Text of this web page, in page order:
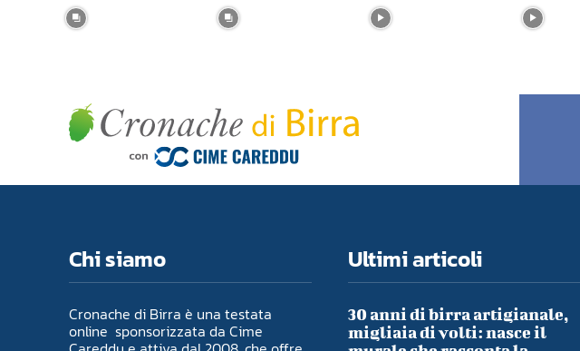
Chi siamo
Cronache di Birra è una testata
online sponsorizzata da Cime
Ultimi articoli
30 anni di birra artigianale,
migliaia di volti: nasce il